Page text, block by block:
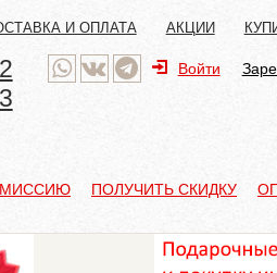
И ОПЛАТА АКЦИИ
Войти
ПОЛУЧИТЬ СКИДКУ